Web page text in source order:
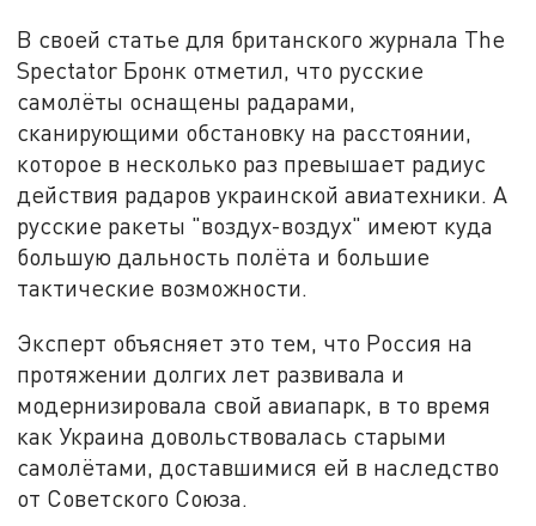
В своей статье для британского журнала The
Spectator Бронк отметил, что русские
самолёты оснащены радарами,
сканирующими обстановку на расстоянии,
которое в несколько раз превышает радиус
действия радаров украинской авиатехники. А
русские ракеты "воздух-воздух" имеют куда
большую дальность полёта и большие
тактические возможности.
Эксперт объясняет это тем, что Россия на
протяжении долгих лет развивала и
модернизировала свой авиапарк, в то время
как Украина довольствовалась старыми
самолётами, доставшимися ей в наследство
от Советского Союза.